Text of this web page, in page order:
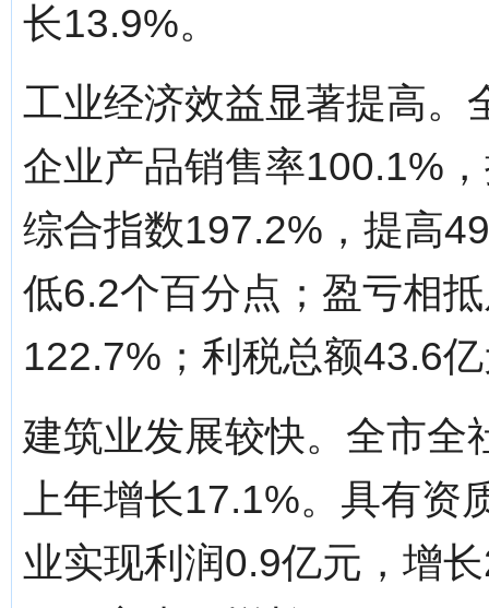
长13.9%。
工业经济效益显著提高。
企业产品销售率100.1%
综合指数197.2%，提高
低6.2个百分点；盈亏相
122.7%；利税总额43.6
建筑业发展较快。全市全
上年增长17.1%。具有
业实现利润0.9亿元，增